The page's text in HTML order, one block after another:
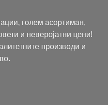
голем асортиман,
и неверојатни цени!
производи и